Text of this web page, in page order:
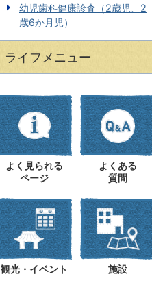
幼児歯科健康診査（2歳児、2
歳6か月児）
ライフメニュー
よく見られる
ページ
よくある
質問
観光・イベント 施設